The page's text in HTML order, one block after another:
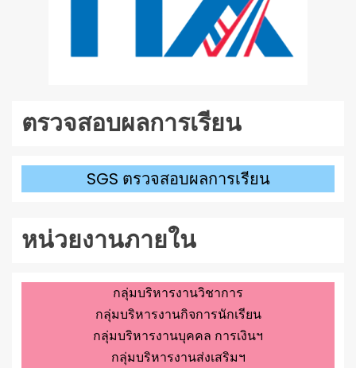
ตรวจสอบผลการเรียน
SGS ตรวจสอบผลการเรียน
หน่วยงานภายใน
กลุ่มบริหารงานวิชาการ
กลุ่มบริหารงานกิจการนักเรียน
กลุ่มบริหารงานบุคคล การเงินฯ
กลุ่มบริหารงานส่งเสริมฯ